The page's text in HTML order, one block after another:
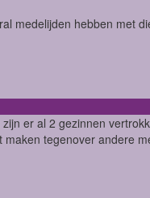
medelijden hebben met
er al 2 gezinnen
tegenover andere